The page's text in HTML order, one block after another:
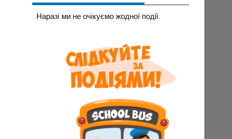
Наразi ми не очiкуємо жодної події.